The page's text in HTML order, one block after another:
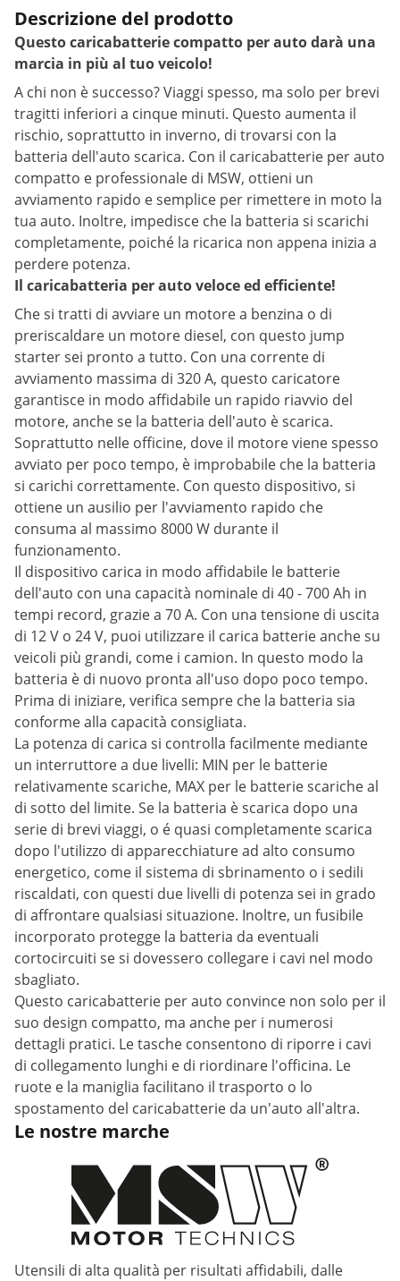
Descrizione del prodotto
Questo caricabatterie compatto per auto darà una
marcia in più al tuo veicolo!
A chi non è successo? Viaggi spesso, ma solo per brevi
tragitti inferiori a cinque minuti. Questo aumenta il
rischio, soprattutto in inverno, di trovarsi con la
batteria dell'auto scarica. Con il caricabatterie per auto
compatto e professionale di MSW, ottieni un
avviamento rapido e semplice per rimettere in moto la
tua auto. Inoltre, impedisce che la batteria si scarichi
completamente, poiché la ricarica non appena inizia a
perdere potenza.
Il caricabatteria per auto veloce ed efficiente!
Che si tratti di avviare un motore a benzina o di
preriscaldare un motore diesel, con questo jump
starter sei pronto a tutto. Con una corrente di
avviamento massima di 320 A, questo caricatore
garantisce in modo affidabile un rapido riavvio del
motore, anche se la batteria dell'auto è scarica.
Soprattutto nelle officine, dove il motore viene spesso
avviato per poco tempo, è improbabile che la batteria
si carichi correttamente. Con questo dispositivo, si
ottiene un ausilio per l'avviamento rapido che
consuma al massimo 8000 W durante il
funzionamento.
Il dispositivo carica in modo affidabile le batterie
dell'auto con una capacità nominale di 40 - 700 Ah in
tempi record, grazie a 70 A. Con una tensione di uscita
di 12 V o 24 V, puoi utilizzare il carica batterie anche su
veicoli più grandi, come i camion. In questo modo la
batteria è di nuovo pronta all'uso dopo poco tempo.
Prima di iniziare, verifica sempre che la batteria sia
conforme alla capacità consigliata.
La potenza di carica si controlla facilmente mediante
un interruttore a due livelli: MIN per le batterie
relativamente scariche, MAX per le batterie scariche al
di sotto del limite. Se la batteria è scarica dopo una
serie di brevi viaggi, o é quasi completamente scarica
dopo l'utilizzo di apparecchiature ad alto consumo
energetico, come il sistema di sbrinamento o i sedili
riscaldati, con questi due livelli di potenza sei in grado
di affrontare qualsiasi situazione. Inoltre, un fusibile
incorporato protegge la batteria da eventuali
cortocircuiti se si dovessero collegare i cavi nel modo
sbagliato.
Questo caricabatterie per auto convince non solo per il
suo design compatto, ma anche per i numerosi
dettagli pratici. Le tasche consentono di riporre i cavi
di collegamento lunghi e di riordinare l'officina. Le
ruote e la maniglia facilitano il trasporto o lo
spostamento del caricabatterie da un'auto all'altra.
Le nostre marche
Utensili di alta qualità per risultati affidabili, dalle